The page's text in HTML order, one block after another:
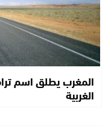
المغرب يطلق اسم
الغربية